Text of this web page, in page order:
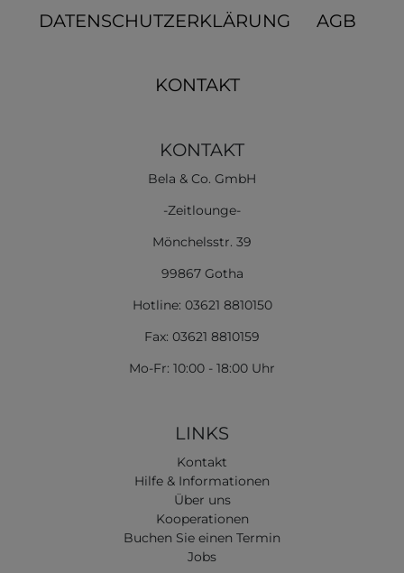
DATENSCHUTZERKLÄRUNG AGB
KONTAKT
KONTAKT
Bela & Co. GmbH
-Zeitlounge-
Mönchelsstr. 39
99867 Gotha
Hotline: 03621 8810150
Fax: 03621 8810159
Mo-Fr: 10:00 - 18:00 Uhr
LINKS
Kontakt
Hilfe & Informationen
Über uns
Kooperationen
Buchen Sie einen Termin
Jobs